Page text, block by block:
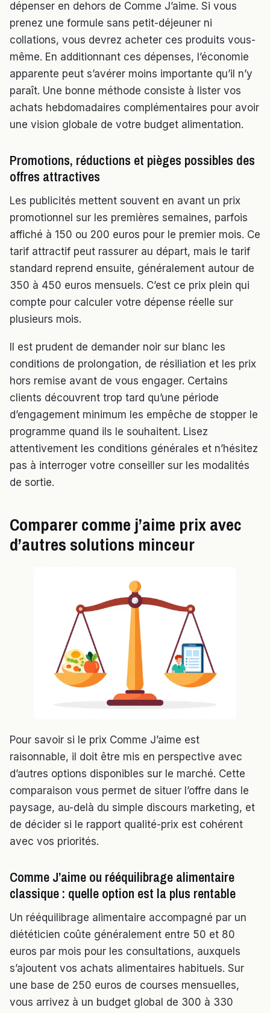
dépenser en dehors de Comme J’aime. Si vous
prenez une formule sans petit-déjeuner ni
collations, vous devrez acheter ces produits vous-
même. En additionnant ces dépenses, l’économie
apparente peut s’avérer moins importante qu’il n’y
paraît. Une bonne méthode consiste à lister vos
achats hebdomadaires complémentaires pour avoir
une vision globale de votre budget alimentation.
Promotions, réductions et pièges possibles des
offres attractives
Les publicités mettent souvent en avant un prix
promotionnel sur les premières semaines, parfois
affiché à 150 ou 200 euros pour le premier mois. Ce
tarif attractif peut rassurer au départ, mais le tarif
standard reprend ensuite, généralement autour de
350 à 450 euros mensuels. C’est ce prix plein qui
compte pour calculer votre dépense réelle sur
plusieurs mois.
Il est prudent de demander noir sur blanc les
conditions de prolongation, de résiliation et les prix
hors remise avant de vous engager. Certains
clients découvrent trop tard qu’une période
d’engagement minimum les empêche de stopper le
programme quand ils le souhaitent. Lisez
attentivement les conditions générales et n’hésitez
pas à interroger votre conseiller sur les modalités
de sortie.
Comparer comme j’aime prix avec
d’autres solutions minceur
Pour savoir si le prix Comme J’aime est
raisonnable, il doit être mis en perspective avec
d’autres options disponibles sur le marché. Cette
comparaison vous permet de situer l’offre dans le
paysage, au-delà du simple discours marketing, et
de décider si le rapport qualité-prix est cohérent
avec vos priorités.
Comme J’aime ou rééquilibrage alimentaire
classique : quelle option est la plus rentable
Un rééquilibrage alimentaire accompagné par un
diététicien coûte généralement entre 50 et 80
euros par mois pour les consultations, auxquels
s’ajoutent vos achats alimentaires habituels. Sur
une base de 250 euros de courses mensuelles,
vous arrivez à un budget global de 300 à 330